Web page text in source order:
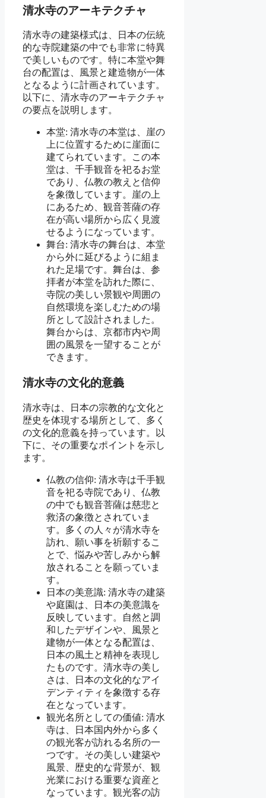
清水寺のアーキテクチャ
清水寺の建築様式は、日本の伝統
的な寺院建築の中でも非常に特異
で美しいものです。特に本堂や舞
台の配置は、風景と建造物が一体
となるように計画されています。
以下に、清水寺のアーキテクチャ
の要点を説明します。
本堂: 清水寺の本堂は、崖の
上に位置するために崖面に
建てられています。この本
堂は、千手観音を祀るお堂
であり、仏教の教えと信仰
を象徴しています。崖の上
にあるため、観音菩薩の存
在が高い場所から広く見渡
せるようになっています。
舞台: 清水寺の舞台は、本堂
から外に延びるように組ま
れた足場です。舞台は、参
拝者が本堂を訪れた際に、
寺院の美しい景観や周囲の
自然環境を楽しむための場
所として設計されました。
舞台からは、京都市内や周
囲の風景を一望することが
できます。
清水寺の文化的意義
清水寺は、日本の宗教的な文化と
歴史を体現する場所として、多く
の文化的意義を持っています。以
下に、その重要なポイントを示し
ます。
仏教の信仰: 清水寺は千手観
音を祀る寺院であり、仏教
の中でも観音菩薩は慈悲と
救済の象徴とされていま
す。多くの人々が清水寺を
訪れ、願い事を祈願するこ
とで、悩みや苦しみから解
放されることを願っていま
す。
日本の美意識: 清水寺の建築
や庭園は、日本の美意識を
反映しています。自然と調
和したデザインや、風景と
建物が一体となる配置は、
日本の風土と精神を表現し
たものです。清水寺の美し
さは、日本の文化的なアイ
デンティティを象徴する存
在となっています。
観光名所としての価値: 清水
寺は、日本国内外から多く
の観光客が訪れる名所の一
つです。その美しい建築や
風景、歴史的な背景が、観
光業における重要な資産と
なっています。観光客の訪